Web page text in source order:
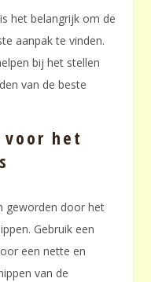
het belangrijk om de
aanpak te vinden.
bij het stellen
van de beste
het
geworden door het
Gebruik een
een nette en
van de